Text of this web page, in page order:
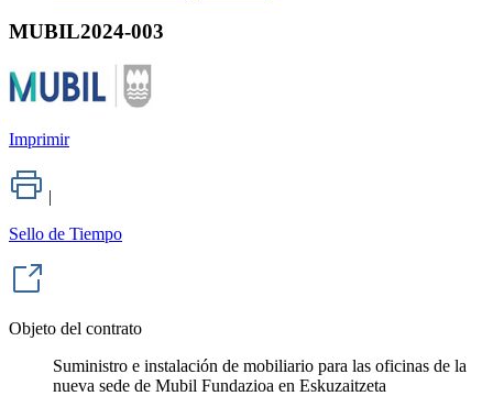
MUBIL2024-003
Imprimir
|
Sello de Tiempo
Objeto del contrato
Suministro e instalación de mobiliario para las oficinas de la
nueva sede de Mubil Fundazioa en Eskuzaitzeta